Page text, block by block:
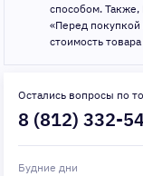
способом.
«Перед покупкой
стоимость
Остались вопросы по
8 (812) 332-
Будние дни